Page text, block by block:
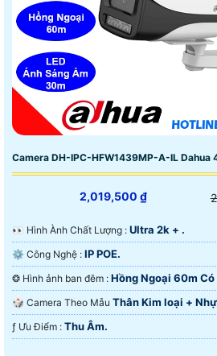
Camera DH-IPC-HFW1439MP-A-IL Dahua
2,019,500 ₫
️👀 Hình Ành Chất Lượng : Ultra 2k + .
⚙ Công Nghệ : IP POE.
❂ Hình ảnh ban đêm : Hồng Ngoại 60m
🎲 Camera Theo Mẫu Thân Kim loại +
️ƒ Ưu Điểm : Thu Âm.